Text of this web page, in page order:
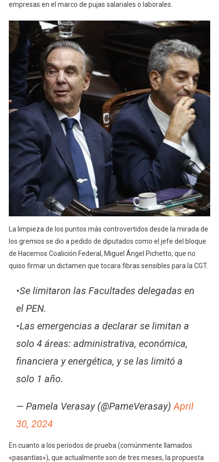
empresas en el marco de pujas salariales o laborales.
La limpieza de los puntos más controvertidos desde la mirada de
los gremios se dio a pedido de diputados como el jefe del bloque
de Hacemos Coalición Federal, Miguel Ángel Pichetto, que no
quiso firmar un dictamen que tocara fibras sensibles para la CGT.
•Se limitaron las Facultades delegadas en
el PEN.
•Las emergencias a declarar se limitan a
solo 4 áreas: administrativa, económica,
financiera y energética, y se las limitó a
solo 1 año.
— Pamela Verasay (@PameVerasay) April
30, 2024
En cuanto a los períodos de prueba (comúnmente llamados
«pasantías»), que actualmente son de tres meses, la propuesta